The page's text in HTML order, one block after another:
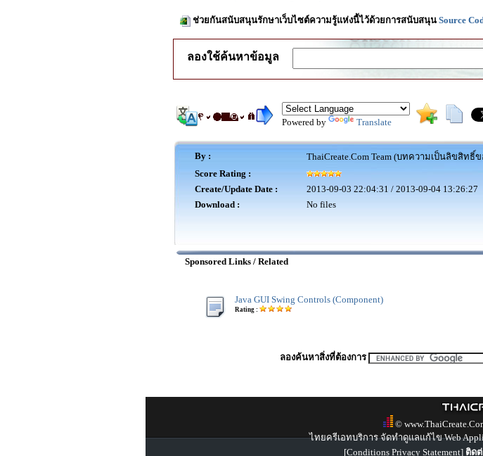
ช่วยกันสนับสนุนรักษาเว็บไซต์ความรู้แห่งนี้ไว้ด้วยการสนับสนุน Source
ลองใช้ค้นหาข้อมูล
Powered by Translate
By :
ThaiCreate.Com Team (บทความเป็นลิขสิท
Score Rating :
Create/Update Date :
2013-09-03 22:04:31 / 2013-09-04 13:26:27
Download :
No files
Sponsored Links / Related
Java GUI Swing Controls (Component)
Rating :
ลองค้นหาสิ่งที่ต้องการ
©
ไทยครีเอทบริการ จัดทำดูแลแก้ไข Web
[Conditions Privacy Statement] ติด